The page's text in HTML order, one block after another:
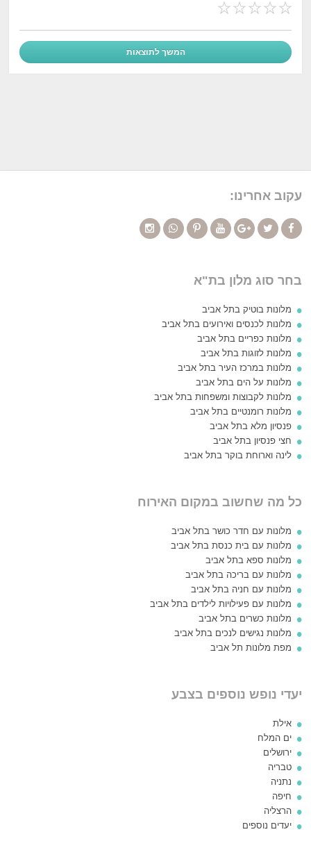
עקוב אחרינו:
בחר סוג מלון בת"א
מלונות בוטיק בתל אביב
מלונות לכנסים ואירועים בתל אביב
מלונות כפריים בתל אביב
מלונות לזוגות בתל אביב
מלונות במרכז העיר בתל אביב
מלונות על הים בתל אביב
מלונות לקבוצות ומשפחות בתל אביב
מלונות רומנטיים בתל אביב
פנסיון מלא בתל אביב
חצי פנסיון בתל אביב
לינה וארוחת בוקר בתל אביב
כל מה שחשוב במקום האירוח
מלונות עם חדר כושר בתל אביב
מלונות עם בית כנסת בתל אביב
מלונות ספא בתל אביב
מלונות עם בריכה בתל אביב
מלונות עם חניה בתל אביב
מלונות עם פעילויות לילדים בתל אביב
מלונות כשרים בתל אביב
מלונות נגישים לנכים בתל אביב
מפת מלונות תל אביב
יעדי נופש נוספים בצבע
אילת
ים המלח
ירושלים
טבריה
נתניה
חיפה
הרצליה
יעדים נוספים